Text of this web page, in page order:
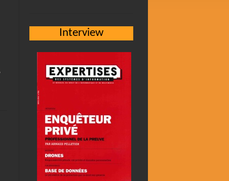
,
Interview